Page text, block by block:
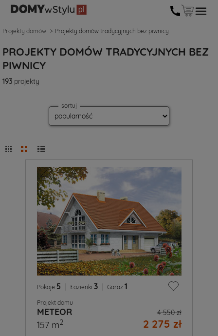
Projekty domów Projekty domów tradycyjnych bez piwnicy
PROJEKTY DOMÓW TRADYCYJNYCH BEZ
PIWNICY
193 projekty
sortuj
Pokoje 5 Łazienki 3 Garaż 1
Projekt domu
METEOR 4 550 zł
2 275 zł
157 m2